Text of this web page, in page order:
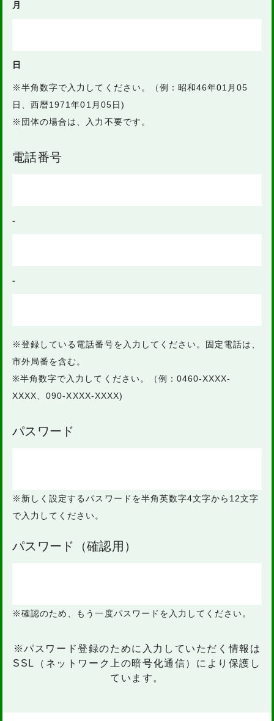
月
日
※半角数字で入力してください。（例：昭和46年01月05
日、西暦1971年01月05日)
※団体の場合は、入力不要です。
電話番号
-
-
※登録している電話番号を入力してください。固定電話は、
市外局番を含む。
※半角数字で入力してください。（例：0460-XXXX-
XXXX、090-XXXX-XXXX)
パスワード
※新しく設定するパスワードを半角英数字4文字から12文字
で入力してください。
パスワード（確認用）
※確認のため、もう一度パスワードを入力してください。
※パスワード登録のために入力していただく情報は
SSL（ネットワーク上の暗号化通信）により保護し
ています。